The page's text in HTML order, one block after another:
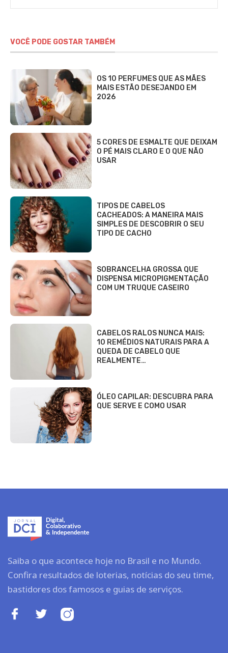
VOCÊ PODE GOSTAR TAMBÉM
OS 10 PERFUMES QUE AS MÃES
MAIS ESTÃO DESEJANDO EM
2026
5 CORES DE ESMALTE QUE DEIXAM
O PÉ MAIS CLARO E O QUE NÃO
USAR
TIPOS DE CABELOS
CACHEADOS: A MANEIRA MAIS
SIMPLES DE DESCOBRIR O SEU
TIPO DE CACHO
SOBRANCELHA GROSSA QUE
DISPENSA MICROPIGMENTAÇÃO
COM UM TRUQUE CASEIRO
CABELOS RALOS NUNCA MAIS:
10 REMÉDIOS NATURAIS PARA A
QUEDA DE CABELO QUE
REALMENTE…
ÓLEO CAPILAR: DESCUBRA PARA
QUE SERVE E COMO USAR
Saiba o que acontece hoje no Brasil e no Mundo.
Confira resultados de loterias, notícias do seu time,
bastidores dos famosos e guias de serviços.